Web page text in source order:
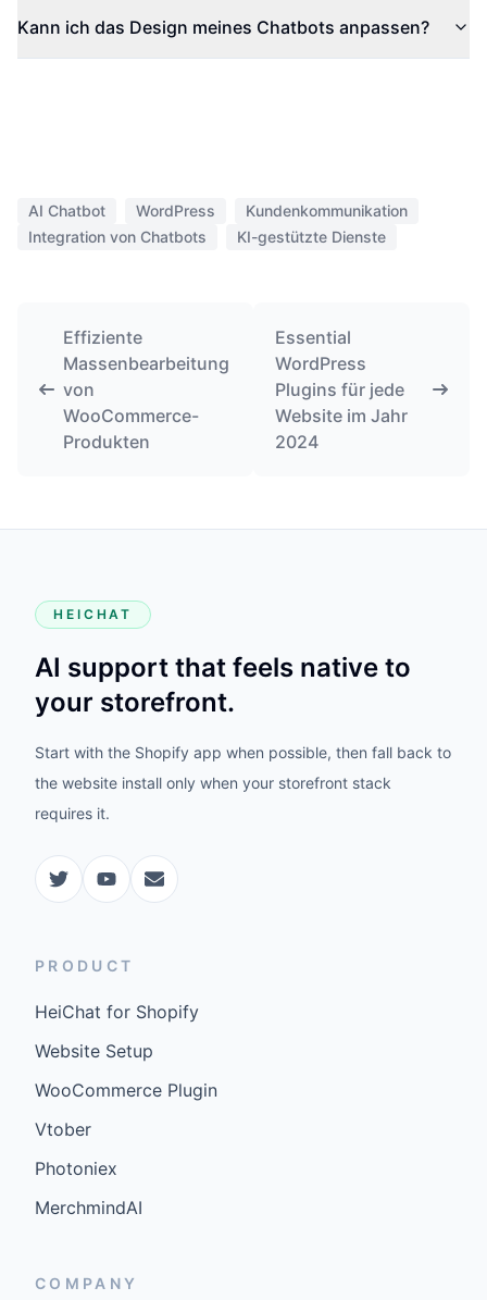
Kann ich das Design meines Chatbots anpassen?
AI Chatbot WordPress
Kundenkommunikation
Integration von Chatbots
KI-gestützte Dienste
Effiziente
Massenbearbeitung
von
WooCommerce-
Produkten
Essential
WordPress
Plugins für jede
Website im Jahr
2024
HEICHAT
AI support that feels native to
your storefront.
Start with the Shopify app when possible, then fall back to
the website install only when your storefront stack
requires it.
PRODUCT
HeiChat for Shopify
Website Setup
WooCommerce Plugin
Vtober
Photoniex
MerchmindAI
COMPANY